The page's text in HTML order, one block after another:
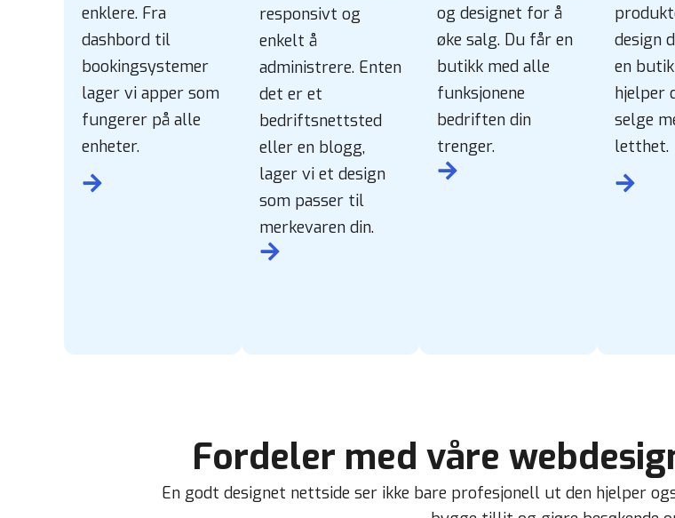
enklere. Fra
dashbord til
bookingsystemer
lager vi apper som
fungerer på alle
enheter.
responsivt og
enkelt å
administrere. Enten
det er et
bedriftsnettsted
eller en blogg,
lager vi et design
som passer til
merkevaren din.
og designet for å
øke salg. Du får en
butikk med alle
funksjonene
bedriften din
trenger.
design
en
hjelper
selge
letthet.
Fordeler med våre
En godt designet nettside ser ikke bare profesjonell ut den hjelper